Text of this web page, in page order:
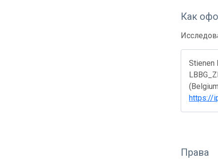
Как
Stienen
https://
Права